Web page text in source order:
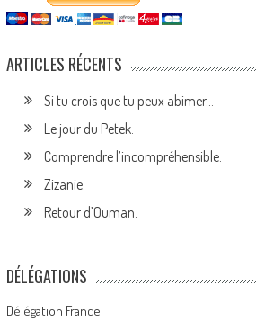
ARTICLES RÉCENTS
Si tu crois que tu peux abimer…
Le jour du Petek.
Comprendre l’incompréhensible.
Zizanie.
Retour d’Ouman.
DÉLÉGATIONS
Délégation France